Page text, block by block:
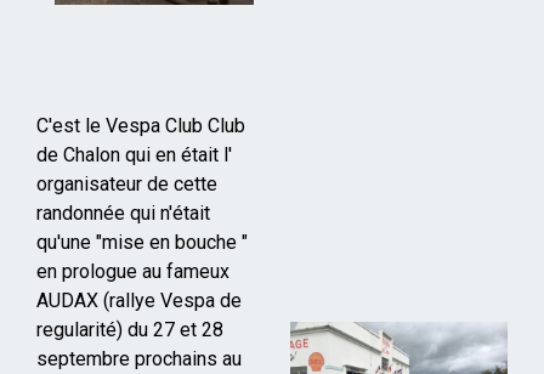
C'est le Vespa Club Club
de Chalon qui en était l'
organisateur de cette
randonnée qui n'était
qu'une "mise en bouche "
en prologue au fameux
AUDAX (rallye Vespa de
regularité) du 27 et 28
septembre prochains au